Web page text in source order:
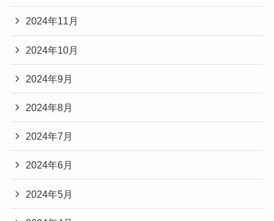
2024年11月
2024年10月
2024年9月
2024年8月
2024年7月
2024年6月
2024年5月